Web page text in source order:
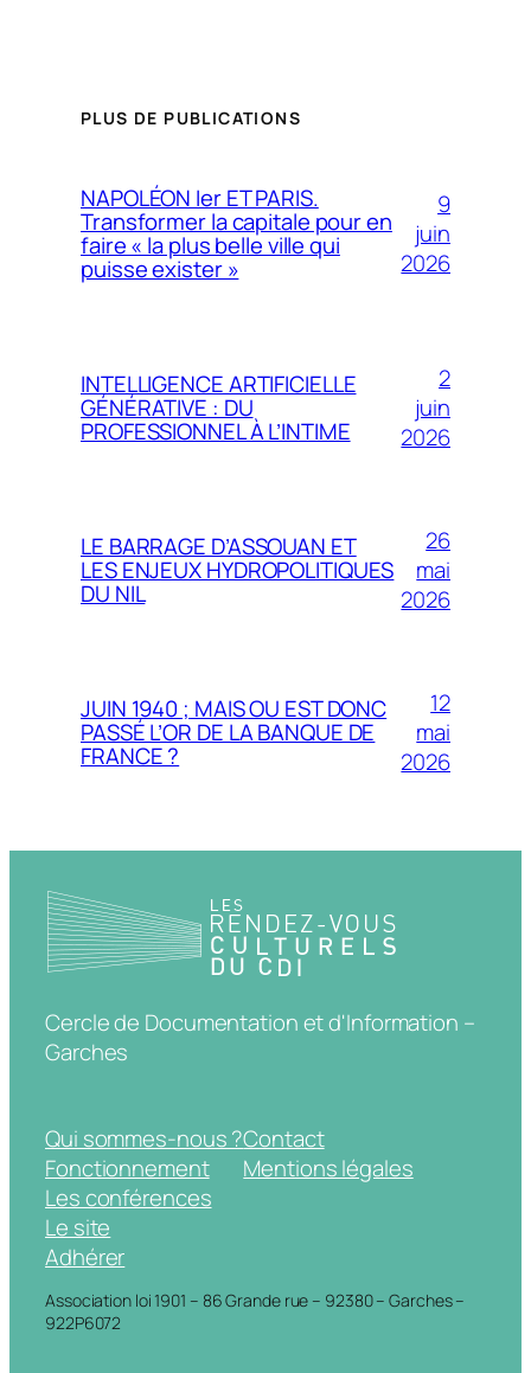
PLUS DE PUBLICATIONS
NAPOLÉON Ier ET PARIS.
Transformer la capitale pour en
faire « la plus belle ville qui
puisse exister »
9
juin
2026
INTELLIGENCE ARTIFICIELLE
GÉNÉRATIVE : DU
PROFESSIONNEL À L’INTIME
2
juin
2026
LE BARRAGE D’ASSOUAN ET
LES ENJEUX HYDROPOLITIQUES
DU NIL
26
mai
2026
JUIN 1940 ; MAIS OU EST DONC
PASSÉ L’OR DE LA BANQUE DE
FRANCE ?
12
mai
2026
Cercle de Documentation et d'Information –
Garches
Qui sommes-nous ?
Fonctionnement
Les conférences
Le site
Adhérer
Contact
Mentions légales
Association loi 1901 – 86 Grande rue – 92380 – Garches –
922P6072